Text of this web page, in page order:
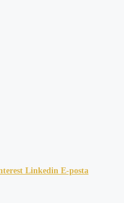
Linkedin E-posta